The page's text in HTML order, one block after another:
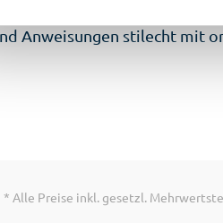
der Agenten?
Anweisungen stilecht mit
* Alle Preise inkl. gesetzl.